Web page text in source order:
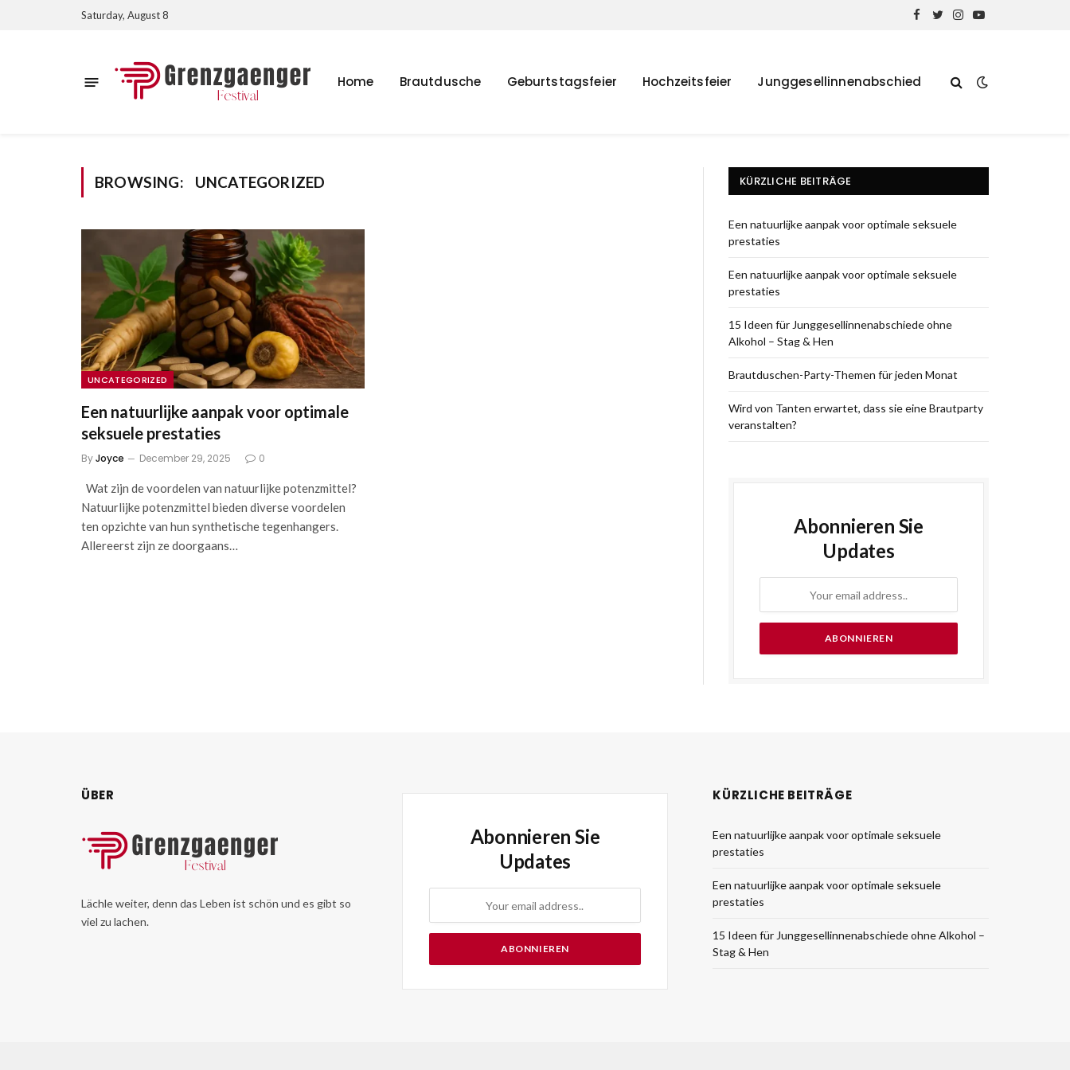
Saturday, August 8
Facebook
TwitterInstagram
YouTube
Home Brautdusche Geburtstagsfeier Hochzeitsfeier Junggesellinnenabschied
BROWSING: UNCATEGORIZED
UNCATEGORIZED
Een natuurlijke aanpak voor optimale
seksuele prestaties
ByJoyce December 29, 2025 0
Wat zijn de voordelen van natuurlijke potenzmittel?
Natuurlijke potenzmittel bieden diverse voordelen
ten opzichte van hun synthetische tegenhangers.
Allereerst zijn ze doorgaans…
KÜRZLICHE BEITRÄGE
Een natuurlijke aanpak voor optimale seksuele
prestaties
Een natuurlijke aanpak voor optimale seksuele
prestaties
15 Ideen für Junggesellinnenabschiede ohne
Alkohol – Stag & Hen
Brautduschen-Party-Themen für jeden Monat
Wird von Tanten erwartet, dass sie eine Brautparty
veranstalten?
Abonnieren Sie
Updates
ÜBER
Lächle weiter, denn das Leben ist schön und es gibt so
viel zu lachen.
Abonnieren Sie
Updates
KÜRZLICHE BEITRÄGE
Een natuurlijke aanpak voor optimale seksuele
prestaties
Een natuurlijke aanpak voor optimale seksuele
prestaties
15 Ideen für Junggesellinnenabschiede ohne Alkohol –
Stag & Hen